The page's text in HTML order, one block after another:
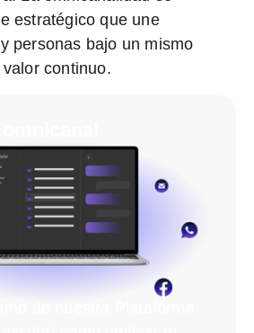
estratégico que une
personas bajo un mismo
continuo.